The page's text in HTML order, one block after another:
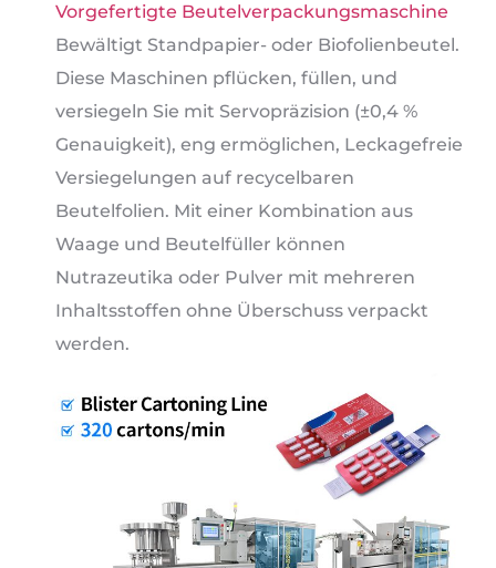
Vorgefertigte Beutelverpackungsmaschine
Bewältigt Standpapier- oder Biofolienbeutel.
Diese Maschinen pflücken, füllen, und
versiegeln Sie mit Servopräzision (±0,4 %
Genauigkeit), eng ermöglichen, Leckagefreie
Versiegelungen auf recycelbaren
Beutelfolien. Mit einer Kombination aus
Waage und Beutelfüller können
Nutrazeutika oder Pulver mit mehreren
Inhaltsstoffen ohne Überschuss verpackt
werden.